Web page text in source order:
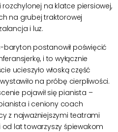
na klatce piersiowej,
na grubej traktorowej
i luz.
baryton postanowił poświęcić
i to wyłącznie
ucieszyło włoską część
wystawiło na próbę cierpliwości.
pojawił się pianista –
i ceniony coach
z najważniejszymi teatrami
od lat towarzyszy śpiewakom